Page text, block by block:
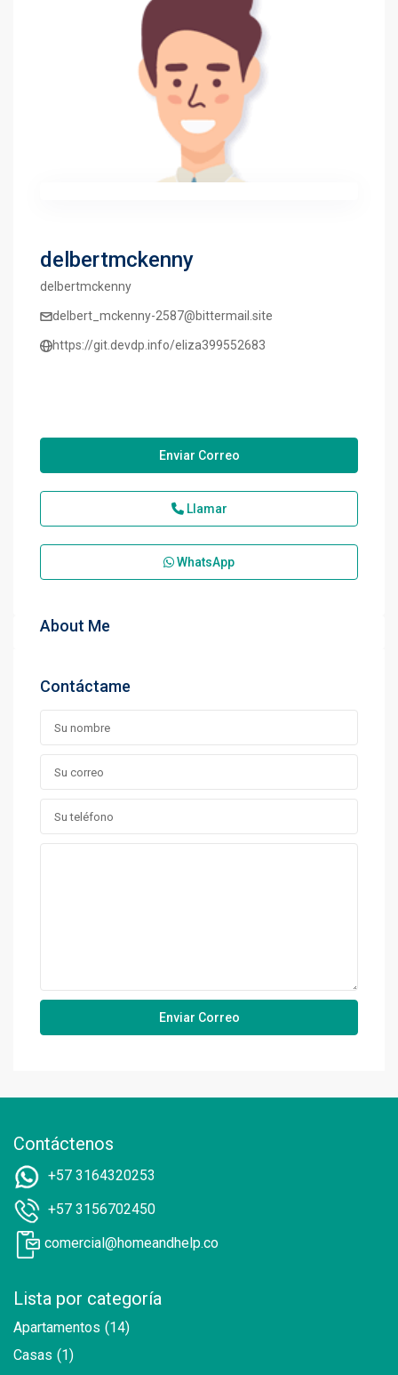
delbertmckenny
delbertmckenny
delbert_mckenny-2587@bittermail.site
https://git.devdp.info/eliza399552683
Enviar Correo
Llamar
WhatsApp
About Me
Contáctame
Contáctenos
+57 3164320253
+57 3156702450
comercial@homeandhelp.co
Lista por categoría
Apartamentos (14)
Casas (1)